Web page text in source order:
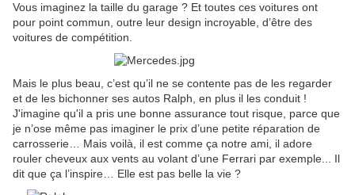
Vous imaginez la taille du garage ? Et toutes ces voitures ont
pour point commun, outre leur design incroyable, d’être des
voitures de compétition.
Mais le plus beau, c’est qu’il ne se contente pas de les regarder
et de les bichonner ses autos Ralph, en plus il les conduit !
J'imagine qu'il a pris une bonne assurance tout risque, parce que
je n’ose même pas imaginer le prix d’une petite réparation de
carrosserie… Mais voilà, il est comme ça notre ami, il adore
rouler cheveux aux vents au volant d’une Ferrari par exemple... Il
dit que ça l’inspire… Elle est pas belle la vie ?